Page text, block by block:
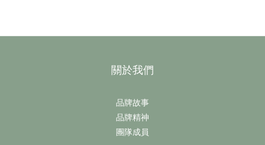
關於我們
品牌故事
品牌精神
團隊成員